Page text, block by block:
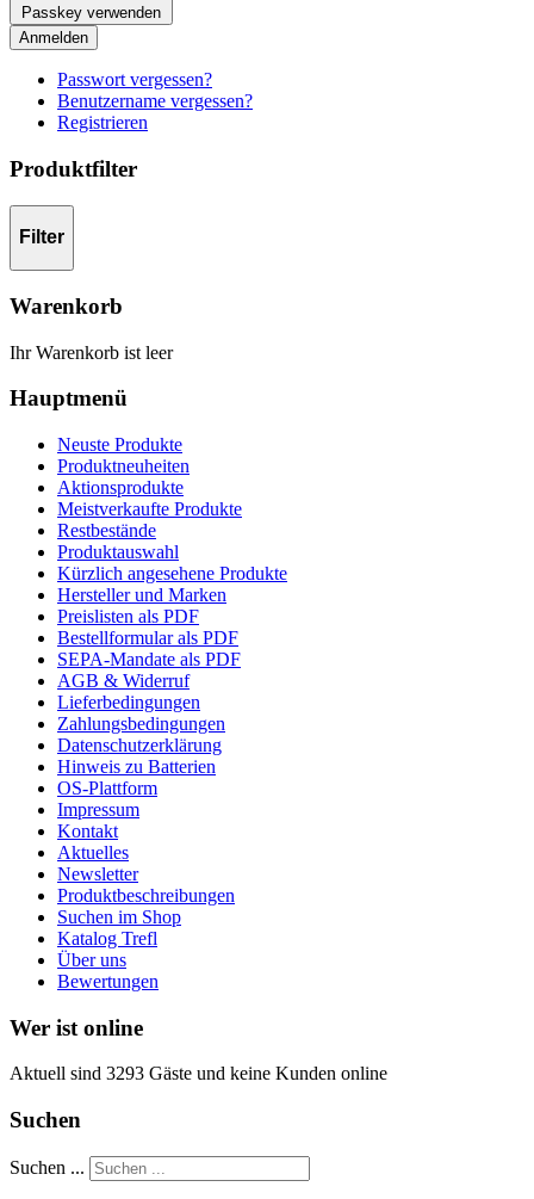
Passkey verwenden
Anmelden
Passwort vergessen?
Benutzername vergessen?
Registrieren
Produktfilter
Filter
Warenkorb
Ihr Warenkorb ist leer
Hauptmenü
Neuste Produkte
Produktneuheiten
Aktionsprodukte
Meistverkaufte Produkte
Restbestände
Produktauswahl
Kürzlich angesehene Produkte
Hersteller und Marken
Preislisten als PDF
Bestellformular als PDF
SEPA-Mandate als PDF
AGB & Widerruf
Lieferbedingungen
Zahlungsbedingungen
Datenschutzerklärung
Hinweis zu Batterien
OS-Plattform
Impressum
Kontakt
Aktuelles
Newsletter
Produktbeschreibungen
Suchen im Shop
Katalog Trefl
Über uns
Bewertungen
Wer ist online
Aktuell sind 3293 Gäste und keine Kunden online
Suchen
Suchen ...